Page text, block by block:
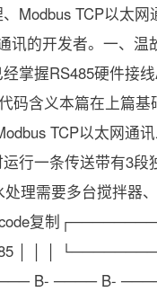
Modbus TCP以太
讯的开发者。一、
掌握RS485硬件接
码含义本篇在上篇
TCP以太网通
行一条传送带有3
理需要多台搅拌器
code复制
│ │ │
B- ──── B-